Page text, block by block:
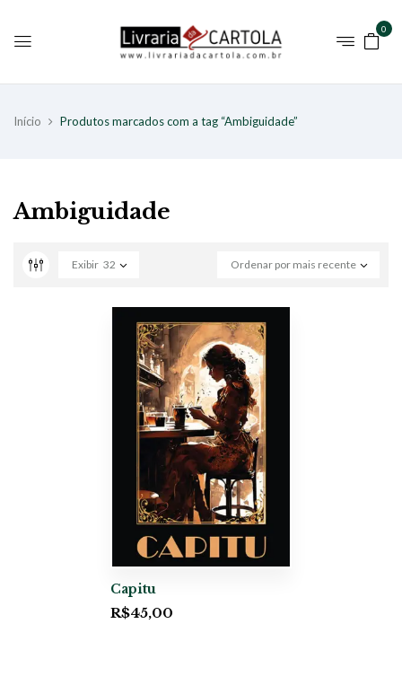
0
Início Produtos marcados com a tag “Ambiguidade”
Ambiguidade
Ordenar por mais recente
Exibir 32
Capitu
R$45,00